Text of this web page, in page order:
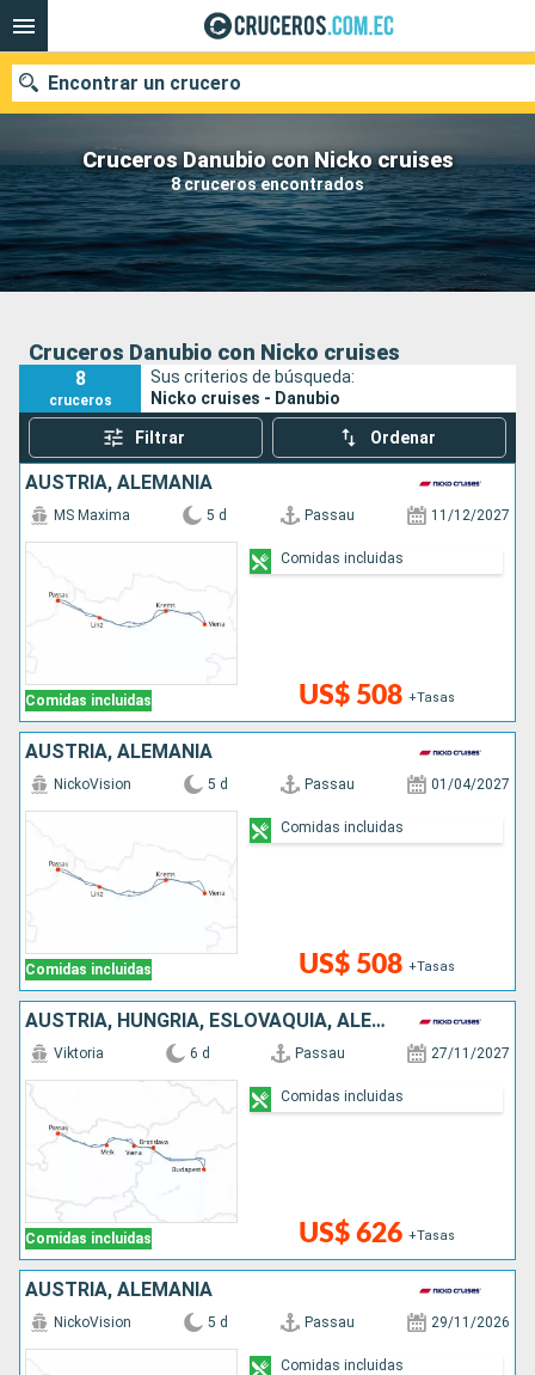
Cruceros Danubio con Nicko cruises
8 cruceros encontrados
Encontrar un crucero
Nuestros destinos
Fecha de salida
Buscar
Cruceros Danubio con Nicko cruises
8
cruceros
Sus criterios de búsqueda:
Nicko cruises - Danubio
Filtrar Ordenar
AUSTRIA, ALEMANIA
Comidas incluidas
MS Maxima 5 d Passau 11/12/2027
US$ 508 +Tasas
Comidas incluidas
AUSTRIA, ALEMANIA
Comidas incluidas
NickoVision 5 d Passau 01/04/2027
US$ 508 +Tasas
Comidas incluidas
AUSTRIA, HUNGRÍA, ESLOVAQUIA, ALEMANIA
Comidas incluidas
Viktoria 6 d Passau 27/11/2027
US$ 626 +Tasas
Comidas incluidas
AUSTRIA, ALEMANIA
NickoVision 5 d Passau 29/11/2026
Comidas incluidas